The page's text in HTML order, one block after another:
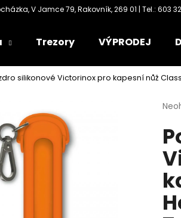
Trezory VÝPRODEJ
silikonové Victorinox pro kapesní nůž
je
0,0
z
5
najít?